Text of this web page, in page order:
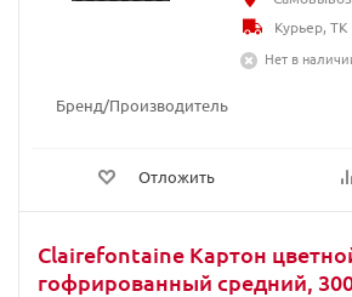
Бренд/Производитель
Отложить
Курьер, ТК
Нет в
Clairefontaine Картон
гофрированный средний,